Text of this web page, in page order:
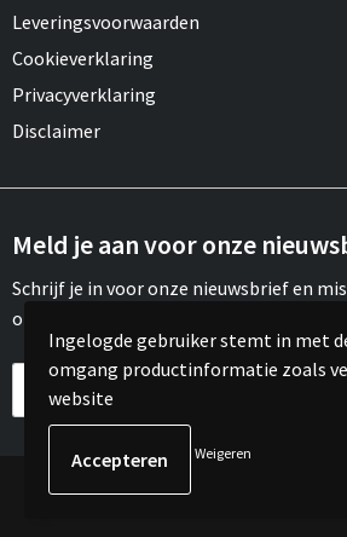
Leveringsvoorwaarden
Cookieverklaring
Privacyverklaring
Disclaimer
Meld je aan voor onze
Schrijf je in voor onze nieuwsbrief en
onze leuke aanbiedingen of updates.
© Copyright Meroh
Ingelogde gebruiker stemt in met
omgang productinformatie zoals
website
Weigeren